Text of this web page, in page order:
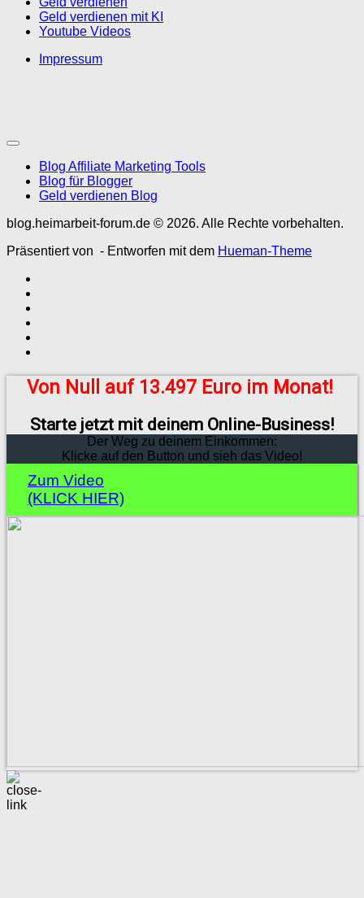
Geld verdienen mit KI
Youtube Videos
Impressum
Blog Affiliate Marketing Tools
Blog für Blogger
Geld verdienen Blog
blog.heimarbeit-forum.de © 2026. Alle Rechte vorbehalten.
Präsentiert von - Entworfen mit dem Hueman-Theme
Von Null auf 13.497 Euro im Monat!
Starte jetzt mit deinem Online-Business!
Der Weg zu deinem Einkommen:
Klicke auf den Button und sieh das Video!
Zum Video
(KLICK HIER)